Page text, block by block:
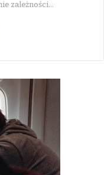
zależności…